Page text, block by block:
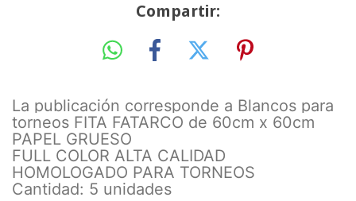
Compartir:
La publicación corresponde a Blancos para
torneos FITA FATARCO de 60cm x 60cm
PAPEL GRUESO
FULL COLOR ALTA CALIDAD
HOMOLOGADO PARA TORNEOS
Cantidad: 5 unidades